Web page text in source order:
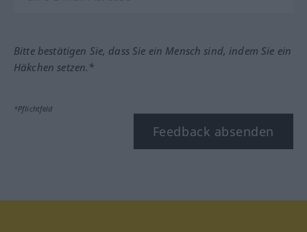
Bitte bestätigen Sie, dass Sie ein Mensch sind, indem Sie ein
Häkchen setzen.*
*Pflichtfeld
Feedback absenden